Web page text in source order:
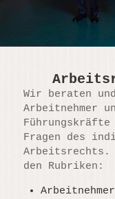
Wir beraten
Arbeitnehmer
Fragen des
Arbeitsrechts.
den Rubriken: